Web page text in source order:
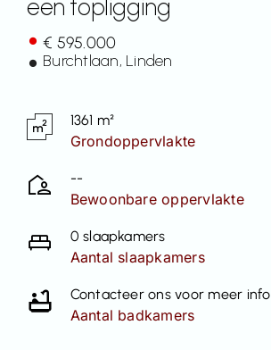
een topligging
€ 595.000
Burchtlaan, Linden
1361 m²
Grondoppervlakte
--
Bewoonbare oppervlakte
0 slaapkamers
Aantal slaapkamers
Contacteer ons voor meer info
Aantal badkamers